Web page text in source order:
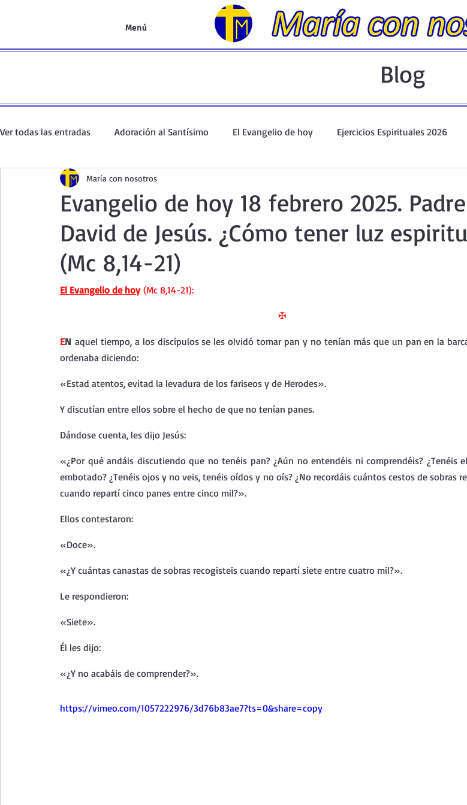
Menú
Blog
Ver todas las entradas Adoración al Santísimo El Evangelio de hoy Ejercicios Espirituales 2026
Oración de la mañana El Evangelio en un minuto
Curso de oración Curso del Catecismo Santo Rosario y Coronilla Oraciones Eucarísticas
Curso de vida espiritual Santa Teresita - Acto de Ofrenda
Vídeos de familia Evangelio Dominical. Año B Evangelio Dominical. Año C
Evangelio de hoy 18 febrero 2025. Padre
David de Jesús. ¿Cómo tener luz
(Mc 8,14-21)
María con nosotros
El Evangelio de hoy (Mc 8,14-21):
✠
EN aquel tiempo, a los discípulos se les olvidó tomar pan y no tenían más que un pan en la
ordenaba diciendo:
«Estad atentos, evitad la levadura de los fariseos y de Herodes».
Y discutían entre ellos sobre el hecho de que no tenían panes.
Dándose cuenta, les dijo Jesús:
«¿Por qué andáis discutiendo que no tenéis pan? ¿Aún no entendéis ni comprendéis? ¿Tenéis
embotado? ¿Tenéis ojos y no veis, tenéis oídos y no oís? ¿No recordáis cuántos cestos de sobras
cuando repartí cinco panes entre cinco mil?».
Ellos contestaron:
«Doce».
«¿Y cuántas canastas de sobras recogisteis cuando repartí siete entre cuatro mil?».
Le respondieron:
«Siete».
Él les dijo:
«¿Y no acabáis de comprender?».
https://vimeo.com/1057222976/3d76b83ae7?ts=0&share=copy